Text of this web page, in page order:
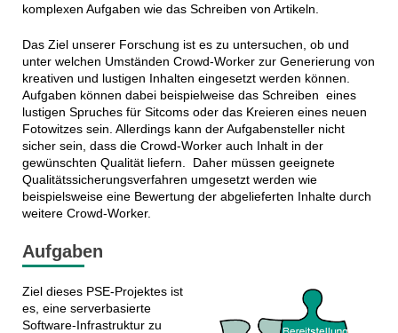
komplexen Aufgaben wie das Schreiben von Artikeln.
Das Ziel unserer Forschung ist es zu untersuchen, ob und
unter welchen Umständen Crowd-Worker zur Generierung von
kreativen und lustigen Inhalten eingesetzt werden können.
Aufgaben können dabei beispielweise das Schreiben eines
lustigen Spruches für Sitcoms oder das Kreieren eines neuen
Fotowitzes sein. Allerdings kann der Aufgabensteller nicht
sicher sein, dass die Crowd-Worker auch Inhalt in der
gewünschten Qualität liefern. Daher müssen geeignete
Qualitätssicherungsverfahren umgesetzt werden wie
beispielsweise eine Bewertung der abgelieferten Inhalte durch
weitere Crowd-Worker.
Aufgaben
Ziel dieses PSE-Projektes ist
es, eine serverbasierte
Software-Infrastruktur zu